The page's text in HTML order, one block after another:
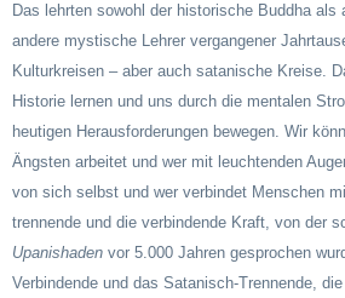
Das lehrten sowohl der historische Buddha als
andere mystische Lehrer vergangener
Kulturkreisen – aber auch satanische Kreise.
Historie lernen und uns durch die mentalen
heutigen Herausforderungen bewegen. Wir
Ängsten arbeitet und wer mit leuchtenden
von sich selbst und wer verbindet Menschen
trennende und die verbindende Kraft, von der
Upanishaden vor 5.000 Jahren gesprochen
Verbindende und das Satanisch-Trennende,